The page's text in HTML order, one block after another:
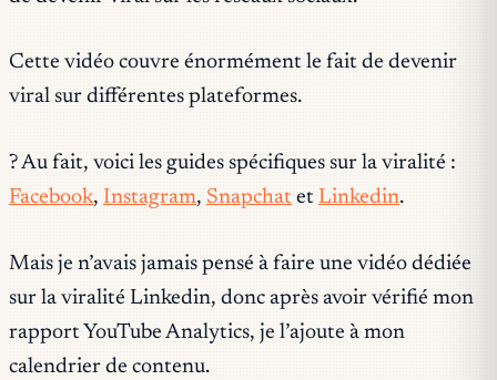
Cette vidéo couvre énormément le fait de devenir
viral sur différentes plateformes.
? Au fait, voici les guides spécifiques sur la viralité :
Facebook, Instagram, Snapchat et Linkedin.
Mais je n’avais jamais pensé à faire une vidéo dédiée
sur la viralité Linkedin, donc après avoir vérifié mon
rapport YouTube Analytics, je l’ajoute à mon
calendrier de contenu.